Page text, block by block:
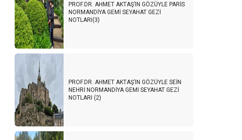
PROF.DR. AHMET AKTAŞ’IN GÖZÜYLE PARİS
NORMANDİYA GEMİ SEYAHAT GEZİ
NOTLARI(3)
PROF.DR. AHMET AKTAŞ’IN GÖZÜYLE SEİN
NEHRİ NORMANDİYA GEMİ SEYAHAT GEZİ
NOTLARI (2)